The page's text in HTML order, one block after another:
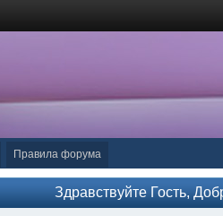
Правила форума
Здравствуйте Гость,